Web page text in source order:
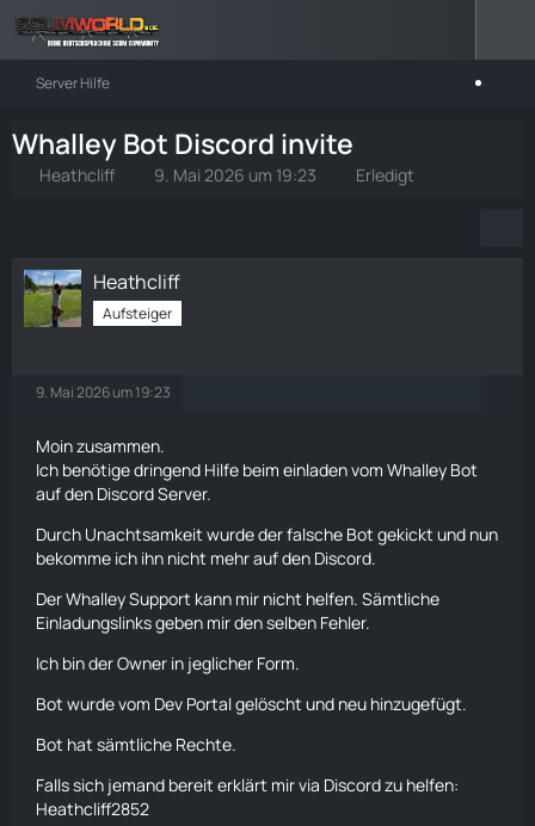
Server Hilfe
Whalley Bot Discord invite
Heathcliff 9. Mai 2026 um 19:23 Erledigt
Heathcliff
Aufsteiger
9. Mai 2026 um 19:23
Moin zusammen.
Ich benötige dringend Hilfe beim einladen vom Whalley Bot
auf den Discord Server.
Durch Unachtsamkeit wurde der falsche Bot gekickt und nun
bekomme ich ihn nicht mehr auf den Discord.
Der Whalley Support kann mir nicht helfen. Sämtliche
Einladungslinks geben mir den selben Fehler.
Ich bin der Owner in jeglicher Form.
Bot wurde vom Dev Portal gelöscht und neu hinzugefügt.
Bot hat sämtliche Rechte.
Falls sich jemand bereit erklärt mir via Discord zu helfen:
Heathcliff2852